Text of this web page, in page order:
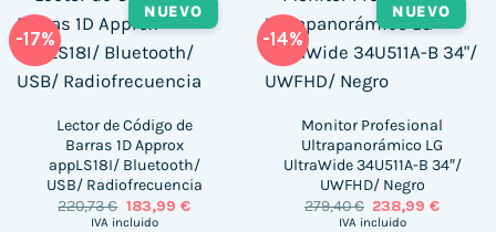
-17%
NUEVO
Lector de Código de
Barras 1D Approx
appLS18I/ Bluetooth/
USB/ Radiofrecuencia
220,73€ El
precio
183,99 €El
IVA incluido
-14%
NUEVO
Monitor Profesional
Ultrapanorámico LG
UltraWide 34U511A-B 34″/
UWFHD/ Negro
279,40€ El
precio
238,99€El
IVA incluido